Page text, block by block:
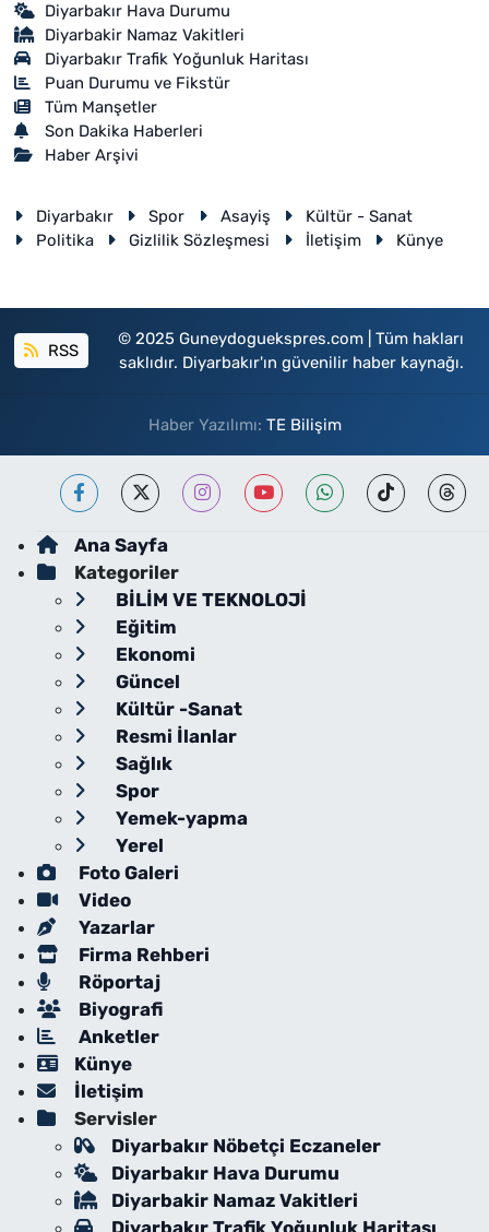
Diyarbakır Hava Durumu
Diyarbakir Namaz Vakitleri
Diyarbakır Trafik Yoğunluk Haritası
Puan Durumu ve Fikstür
Tüm Manşetler
Son Dakika Haberleri
Haber Arşivi
Diyarbakır Spor Asayiş
Kültür - Sanat
Politika
Gizlilik Sözleşmesi İletişim Künye
RSS
© 2025 Guneydoguekspres.com | Tüm hakları
saklıdır. Diyarbakır'ın güvenilir haber kaynağı.
Haber Yazılımı: TE Bilişim
Ana Sayfa
Kategoriler
BİLİM VE TEKNOLOJİ
Eğitim
Ekonomi
Güncel
Kültür -Sanat
Resmi İlanlar
Sağlık
Spor
Yemek-yapma
Yerel
Foto Galeri
Video
Yazarlar
Firma Rehberi
Röportaj
Biyografi
Anketler
Künye
İletişim
Servisler
Diyarbakır Nöbetçi Eczaneler
Diyarbakır Hava Durumu
Diyarbakir Namaz Vakitleri
Diyarbakır Trafik Yoğunluk Haritası